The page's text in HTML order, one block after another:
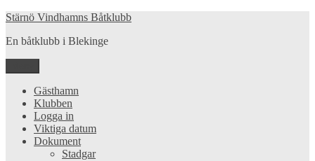
Hoppa
innehåll
Stärnö Vindhamns Båtklubb
En båtklubb i Blekinge
Gästhamn
Klubben
Logga in
Viktiga datum
Dokument
Stadgar